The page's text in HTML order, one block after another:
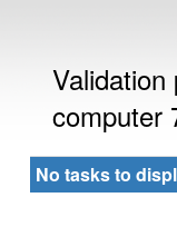
computer
No tasks to